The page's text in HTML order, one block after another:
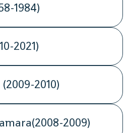
1984)
2021)
2010)
2009)